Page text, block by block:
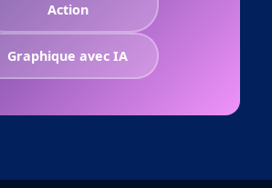
Action
Graphique avec IA